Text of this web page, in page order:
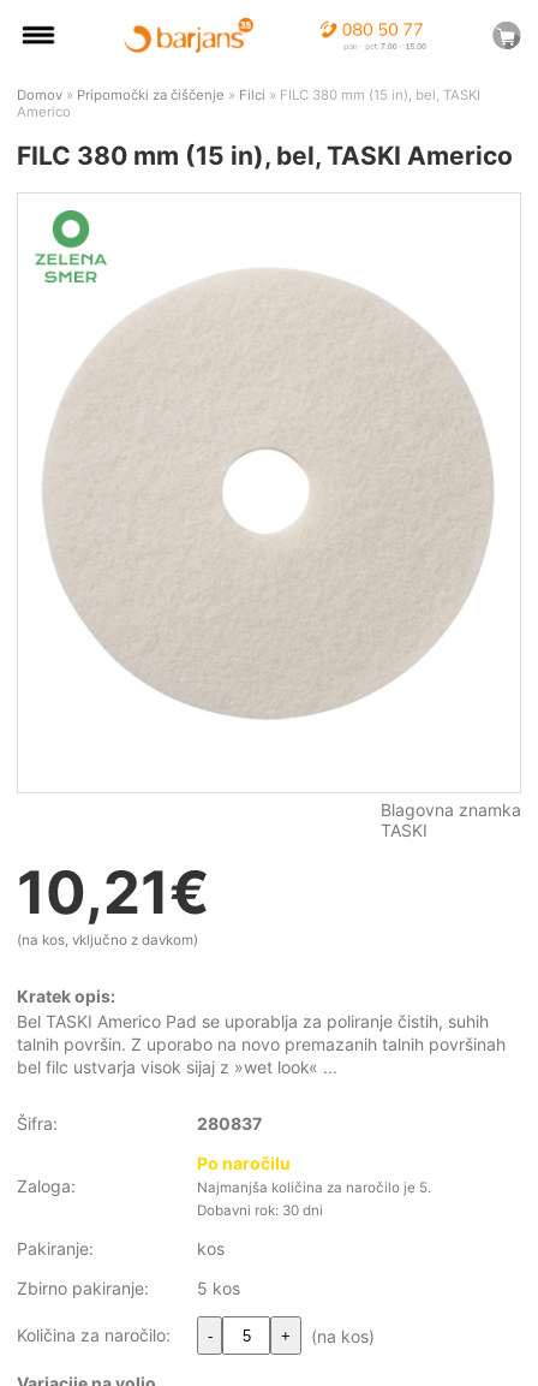
Domov » Pripomočki za čiščenje » Filci » FILC 380 mm (15 in), bel, TASKI
Americo
FILC 380 mm (15 in), bel, TASKI Americo
Blagovna znamka
TASKI
10,21€
(na kos, vključno z davkom)
Kratek opis:
Bel TASKI Americo Pad se uporablja za poliranje čistih, suhih
talnih površin. Z uporabo na novo premazanih talnih površinah
bel filc ustvarja visok sijaj z »wet look« ...
Šifra: 280837
Zaloga:
Po naročilu
Najmanjša količina za naročilo je 5.
Dobavni rok: 30 dni
Pakiranje:
kos
Zbirno pakiranje:
5 kos
Količina za naročilo: - + (na kos)